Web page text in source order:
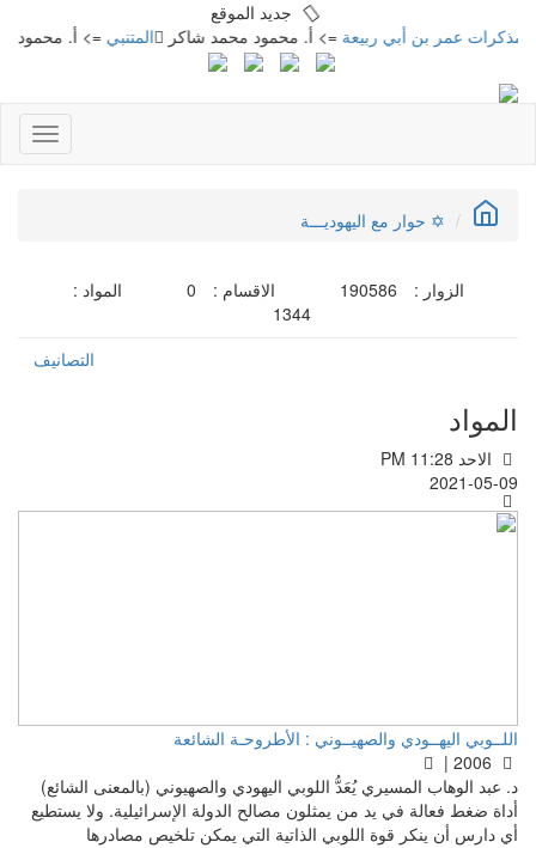
جديد الموقع
المتنبي => أ. محمود محمد بن أبي ربيعة => أ. محمود محمد شاكر
✡ حوار مع اليهوديـــة
الزوار : 190586 الاقسام : 0
المواد :
1344
التصانيف
المواد
الاحد PM 11:28
2021-05-09
اللــوبي اليهــودي والصهيــوني : الأطروحـة الشائعة
د. عبد الوهاب المسيري يُعَدُّ اللوبي اليهودي والصهيوني (بالمعنى الشائع)
أداة ضغط فعالة في يد من يمثلون مصالح الدولة الإسرائيلية. ولا يستطيع
أي دارس أن ينكر قوة اللوبي الذاتية التي يمكن تلخيص مصادرها